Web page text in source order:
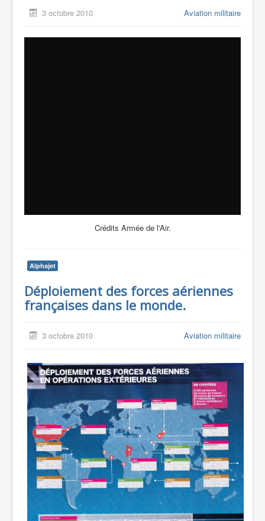
3 octobre 2010 Aviation militaire
Crédits Armée de l'Air.
Alphajet
Déploiement des forces aériennes
françaises dans le monde.
3 octobre 2010 Aviation militaire